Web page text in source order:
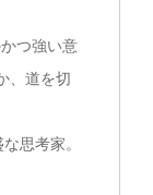
つ強い意
、道を切
思考家。